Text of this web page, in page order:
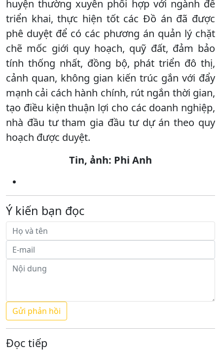
huyện thường xuyên phối hợp với ngành để
triển khai, thực hiện tốt các Đồ án đã được
phê duyệt để có các phương án quản lý chặt
chẽ mốc giới quy hoạch, quỹ đất, đảm bảo
tính thống nhất, đồng bộ, phát triển đô thị,
cảnh quan, không gian kiến trúc gắn với đẩy
mạnh cải cách hành chính, rút ngắn thời gian,
tạo điều kiện thuận lợi cho các doanh nghiệp,
nhà đầu tư tham gia đầu tư dự án theo quy
hoạch được duyệt.
Tin, ảnh: Phi Anh
Ý kiến bạn đọc
Đọc tiếp